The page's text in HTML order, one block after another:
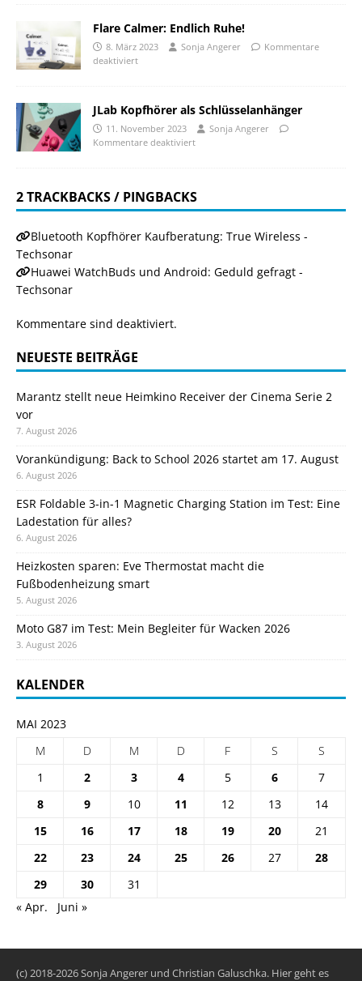
Flare Calmer: Endlich Ruhe!
8. März 2023 Sonja Angerer
Kommentare
deaktiviert
JLab Kopfhörer als Schlüsselanhänger
11. November 2023
Sonja Angerer
Kommentare deaktiviert
2 TRACKBACKS / PINGBACKS
Bluetooth Kopfhörer Kaufberatung: True Wireless -
Techsonar
Huawei WatchBuds und Android: Geduld gefragt -
Techsonar
Kommentare sind deaktiviert.
NEUESTE BEITRÄGE
Marantz stellt neue Heimkino Receiver der Cinema Serie 2
vor
7. August 2026
Vorankündigung: Back to School 2026 startet am 17. August
6. August 2026
ESR Foldable 3-in-1 Magnetic Charging Station im Test: Eine
Ladestation für alles?
6. August 2026
Heizkosten sparen: Eve Thermostat macht die
Fußbodenheizung smart
5. August 2026
Moto G87 im Test: Mein Begleiter für Wacken 2026
3. August 2026
KALENDER
MAI 2023
M
D M D F S
S
1
2 3 4 5 6
7
8
9 10 11 12 13
14
15
16 17 18 19 20
21
22
23 24 25 26 27
28
29
30
31
« Apr.
Juni »
(c) 2018-2026 Sonja Angerer und Christian Galuschka. Hier geht es